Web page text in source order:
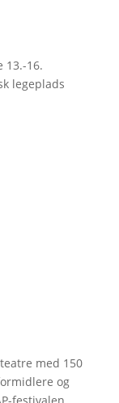
13.-16.
legeplads
med 150
og